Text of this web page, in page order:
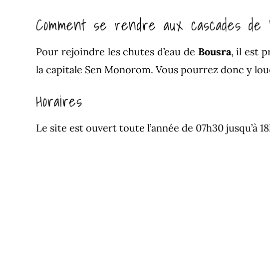
Comment se rendre aux cascades de
Pour rejoindre les chutes d’eau de Bousra, il est
la capitale Sen Monorom. Vous pourrez donc y
Horaires
Le site est ouvert toute l’année de 07h30 jusqu’à